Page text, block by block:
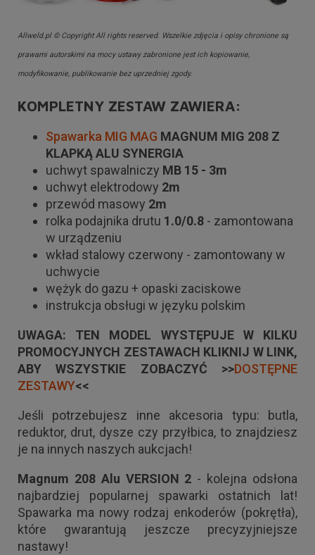
Allweld.pl © Copyright All rights reserved. Wszelkie zdjęcia i opisy chronione są
prawami autorskimi na mocy ustawy zabronione jest ich kopiowanie,
modyfikowanie, publikowanie bez uprzedniej zgody.
KOMPLETNY ZESTAW ZAWIERA:
Spawarka MIG MAG MAGNUM MIG 208 Z
KLAPKĄ ALU SYNERGIA
uchwyt spawalniczy MB 15 - 3m
uchwyt elektrodowy 2m
przewód masowy 2m
rolka podajnika drutu 1.0/0.8 - zamontowana
w urządzeniu
wkład stalowy czerwony - zamontowany w
uchwycie
wężyk do gazu + opaski zaciskowe
instrukcja obsługi w języku polskim
UWAGA: TEN MODEL WYSTĘPUJE W KILKU
PROMOCYJNYCH ZESTAWACH KLIKNIJ W LINK,
ABY WSZYSTKIE ZOBACZYĆ >>DOSTĘPNE
ZESTAWY<<
Jeśli potrzebujesz inne akcesoria typu: butla,
reduktor, drut, dysze czy przyłbica, to znajdziesz
je na innych naszych aukcjach!
Magnum 208 Alu VERSION 2 - kolejna odsłona
najbardziej popularnej spawarki ostatnich lat!
Spawarka ma nowy rodzaj enkoderów (pokrętła),
które gwarantują jeszcze precyzyjniejsze
nastawy!